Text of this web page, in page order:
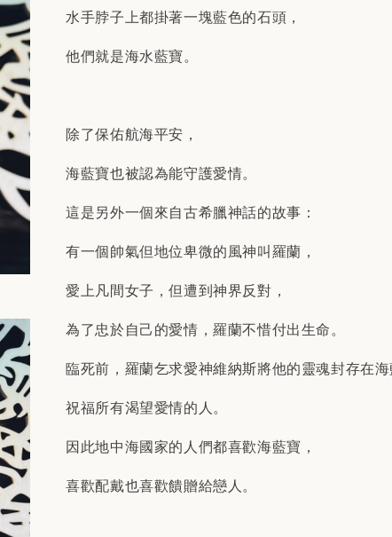
水手脖子上都掛著一塊藍色的石頭，
他們就是海水藍寶。
除了保佑航海平安，
海藍寶也被認為能守護愛情。
這是另外一個來自古希臘神話的故事：
有一個帥氣但地位卑微的風神叫羅蘭，
愛上凡間女子，但遭到神界反對，
為了忠於自己的愛情，羅蘭不惜付出生命。
臨死前，羅蘭乞求愛神維納斯將他的靈魂封存在海
祝福所有渴望愛情的人。
因此地中海國家的人們都喜歡海藍寶，
喜歡配戴也喜歡饋贈給戀人。